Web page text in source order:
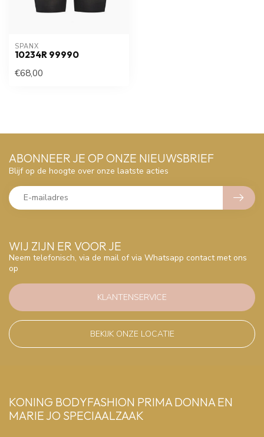
SPANX
10234R 99990
€68,00
WIJ ZIJN ER VOOR JE
Neem telefonisch, via de mail of via Whatsapp contact met ons
op
KLANTENSERVICE
BEKIJK ONZE LOCATIE
ABONNEER JE OP ONZE NIEUWSBRIEF
Blijf op de hoogte over onze laatste acties
KONING BODYFASHION PRIMA DONNA EN
MARIE JO SPECIAALZAAK